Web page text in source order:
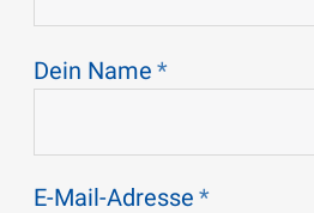
Dein Name
E-Mail-Adresse